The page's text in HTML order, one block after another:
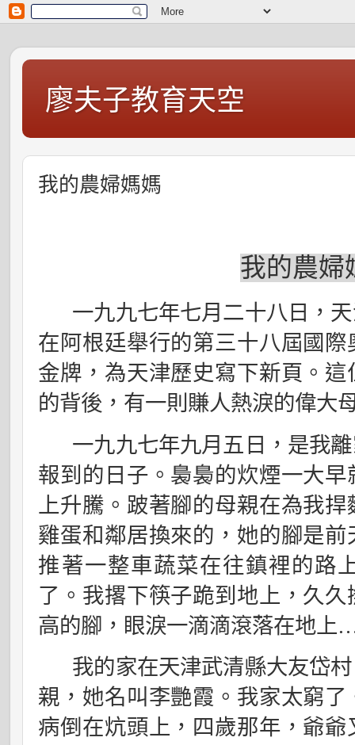
廖夫子教育天空
我的農婦媽媽
我的農婦
一九九七年七月二十八日 ，
在阿根廷舉行的第三十八屆國
金牌，為天津歷史寫下新頁。
的背後，有一則賺人熱淚的偉大
一九九七年九月五日 ，是我
報到的日子。裊裊的炊煙一大
上升騰。跛著腳的母親在為我
雞蛋和鄰居換來的，她的腳是
推著一整車蔬菜在往鎮裡的路
了。我撂下筷子跪到地上，久
高的腳，眼淚一滴滴滾落在地上
我的家在天津武清縣大友岱
親，她名叫李艷霞。我家太窮
病倒在炕頭上，四歲那年，爺